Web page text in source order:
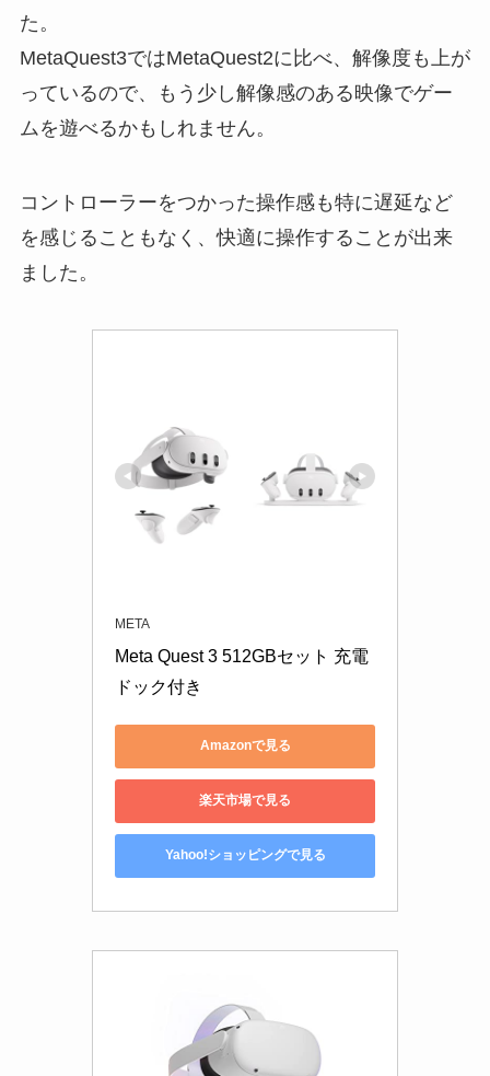
た。
MetaQuest3ではMetaQuest2に比べ、解像度も上が
っているので、もう少し解像感のある映像でゲー
ムを遊べるかもしれません。
コントローラーをつかった操作感も特に遅延など
を感じることもなく、快適に操作することが出来
ました。
META
Meta Quest 3 512GBセット 充電
ドック付き
Amazonで見る
楽天市場で見る
Yahoo!ショッピングで見る